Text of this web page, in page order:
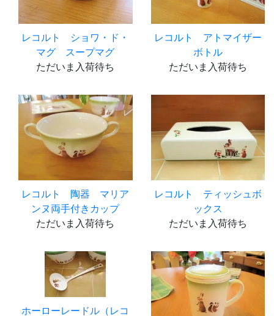
レコルト ショワ・ド・
マグ スープマグ
ただいま入荷待ち
レコルト アトマイザー
ボトル
ただいま入荷待ち
レコルト 陶器 マリア
ンヌ両手付きカップ
ただいま入荷待ち
レコルト ティッシュボ
ックス
ただいま入荷待ち
ホーローレードル（レコ